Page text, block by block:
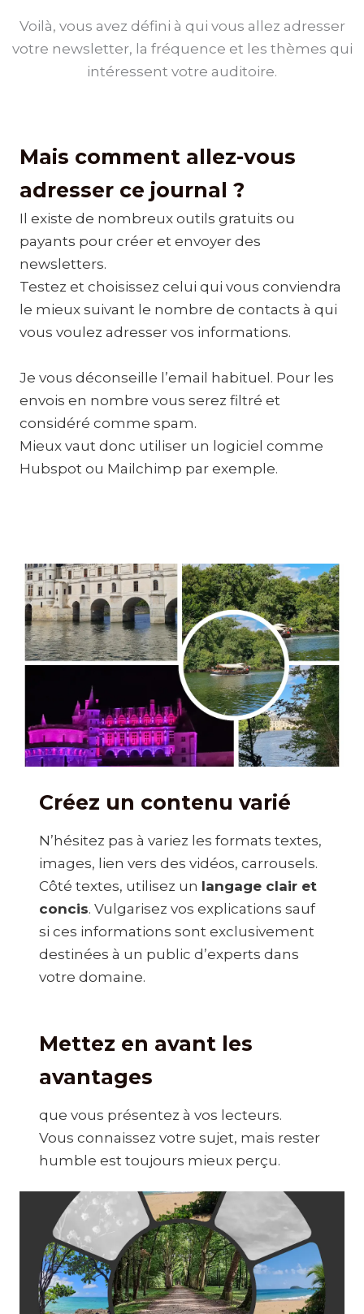
Voilà, vous avez défini à qui vous allez adresser
votre newsletter, la fréquence et les thèmes qui
intéressent votre auditoire.
Mais comment allez-vous
adresser ce journal ?
Il existe de nombreux outils gratuits ou
payants pour créer et envoyer des
newsletters.
Testez et choisissez celui qui vous conviendra
le mieux suivant le nombre de contacts à qui
vous voulez adresser vos informations.
Je vous déconseille l’email habituel. Pour les
envois en nombre vous serez filtré et
considéré comme spam.
Mieux vaut donc utiliser un logiciel comme
Hubspot ou Mailchimp par exemple.
Créez un contenu varié
N’hésitez pas à variez les formats textes,
images, lien vers des vidéos, carrousels.
Côté textes, utilisez un langage clair et
concis. Vulgarisez vos explications sauf
si ces informations sont exclusivement
destinées à un public d’experts dans
votre domaine.
Mettez en avant les
avantages
que vous présentez à vos lecteurs.
Vous connaissez votre sujet, mais rester
humble est toujours mieux perçu.